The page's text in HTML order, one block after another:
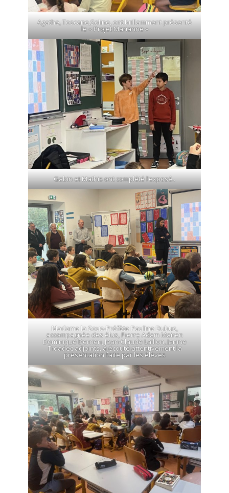
Agathe, Toscane,Soline, ont brillamment présenté
le « Projet Marianne »
Gabin et Mathis ont complété l’exposé..
Madame la Sous-Préfète Pauline Dubus,
accompagnée des élus, Pierre Adam Mairen
Dominique Derrien, Jean-Claude Laillon, Janine
Troadec adjoints, a écouté attentivement la
présentation faite par les élèves